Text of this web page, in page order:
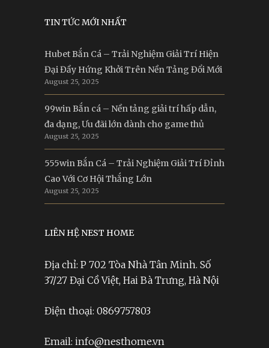
TIN TỨC MỚI NHẤT
Hubet Bắn Cá – Trải Nghiệm Giải Trí Hiện
Đại Đầy Hứng Khởi Trên Nền Tảng Đổi Mới
August 25, 2025
99win Bắn cá – Nền tảng giải trí hấp dẫn,
đa dạng, Ưu đãi lớn dành cho game thủ
August 25, 2025
555win Bắn Cá – Trải Nghiệm Giải Trí Đỉnh
Cao Với Cơ Hội Thắng Lớn
August 25, 2025
LIÊN HỆ NEST HOME
Địa chỉ: P 702 Tòa Nhà Tân Minh. Số
37/27 Đại Cồ Việt, Hai Bà Trưng, Hà Nội
Điện thoại: 0869757803
Email: info@nesthome.vn